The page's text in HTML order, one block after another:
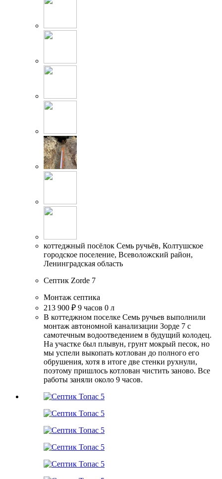
коттеджный посёлок Семь ручьёв, Колтушское
городское поселение, Всеволожский район,
Ленинградская область
Септик Zorde 7
Монтаж септика
213 900 ₽ 9 часов 0 л
В коттеджном поселке Семь ручьев выполнили
монтаж автономной канализации Зорде 7 с
самотечным водоотведением в будущий колодец.
На участке был плывун, грунт мокрый песок, но
мы успели выкопать котлован до полного его
обрушения, хотя в итоге две стенки рухнули,
поэтому пришлось котлован чистить заново. Все
работы заняли около 9 часов.